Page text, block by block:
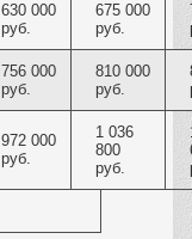
630 000
руб.
675 000
руб.
756 000
руб.
810 000
руб.
972 000
руб.
1 036
800
руб.